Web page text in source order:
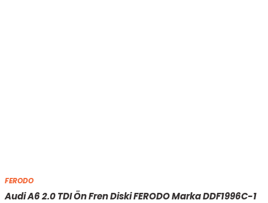
FERODO
Audi A6 2.0 TDI Ön Fren Diski FERODO Marka DDF1996C-1